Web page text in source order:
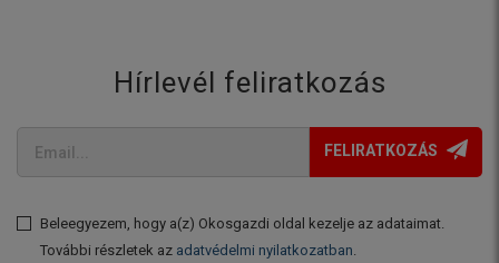
Hírlevél feliratkozás
FELIRATKOZÁS
Beleegyezem, hogy a(z) Okosgazdi oldal kezelje az adataimat.
További részletek az adatvédelmi nyilatkozatban.